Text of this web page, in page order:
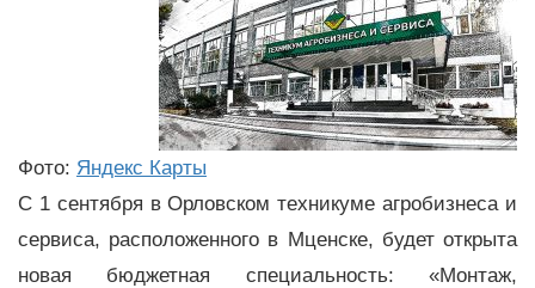
Фото: Яндекс Карты
С 1 сентября в Орловском техникуме агробизнеса и
сервиса, расположенного в Мценске, будет открыта
новая бюджетная специальность: «Монтаж,